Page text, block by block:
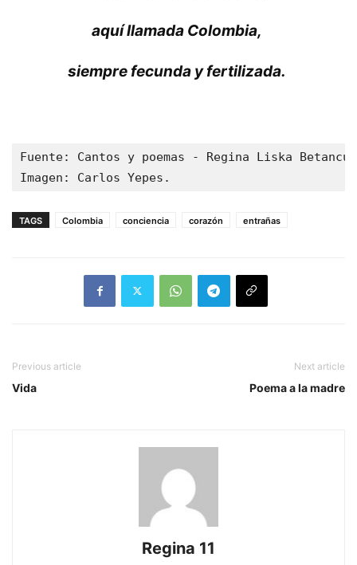
aquí llamada Colombia,
siempre fecunda y fertilizada.
Fuente: Cantos y poemas - Regina Liska
Imagen: Carlos Yepes.
TAGS Colombia conciencia corazón entrañas
Previous article
Vida
Next article
Poema a la madre
Regina 11